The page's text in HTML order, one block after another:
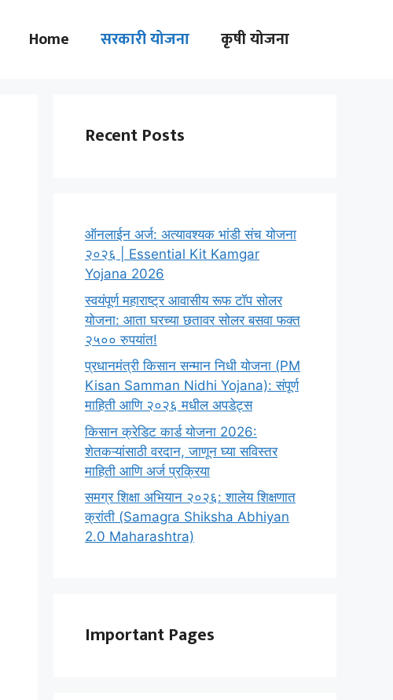
Home सरकारी योजना कृषी योजना
Recent Posts
ऑनलाईन अर्ज: अत्यावश्यक भांडी संच योजना
२०२६ | Essential Kit Kamgar
Yojana 2026
स्वयंपूर्ण महाराष्ट्र आवासीय रूफ टॉप सोलर
योजना: आता घरच्या छतावर सोलर बसवा फक्त
२५०० रुपयांत!
प्रधानमंत्री किसान सन्मान निधी योजना (PM
Kisan Samman Nidhi Yojana): संपूर्ण
माहिती आणि २०२६ मधील अपडेट्स
किसान क्रेडिट कार्ड योजना 2026:
शेतकऱ्यांसाठी वरदान, जाणून घ्या सविस्तर
माहिती आणि अर्ज प्रक्रिया
समग्र शिक्षा अभियान २०२६: शालेय शिक्षणात
क्रांती (Samagra Shiksha Abhiyan
2.0 Maharashtra)
Important Pages